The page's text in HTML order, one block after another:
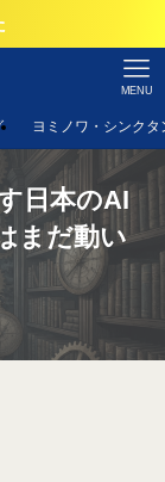
MENU
ヨミノワ・シンクタ
日本のAI
まだ動い